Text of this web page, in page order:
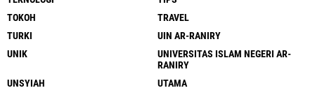
TOKOH
TRAVEL
TURKI
UIN AR-RANIRY
UNIK
UNIVERSITAS ISLAM NEGERI AR-
RANIRY
UNSYIAH
UTAMA